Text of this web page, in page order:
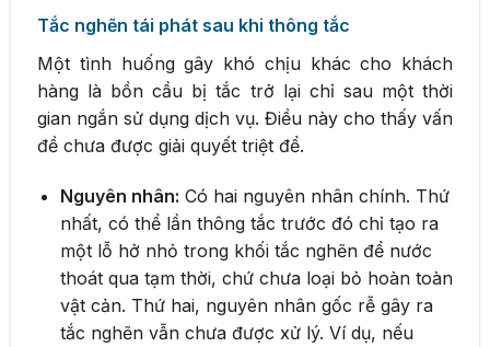
Tắc nghẽn tái phát sau khi thông tắc
Một tình huống gây khó chịu khác cho khách
hàng là bồn cầu bị tắc trở lại chỉ sau một thời
gian ngắn sử dụng dịch vụ. Điều này cho thấy vấn
đề chưa được giải quyết triệt để.
Nguyên nhân: Có hai nguyên nhân chính. Thứ
nhất, có thể lần thông tắc trước đó chỉ tạo ra
một lỗ hở nhỏ trong khối tắc nghẽn để nước
thoát qua tạm thời, chứ chưa loại bỏ hoàn toàn
vật cản. Thứ hai, nguyên nhân gốc rễ gây ra
tắc nghẽn vẫn chưa được xử lý. Ví dụ, nếu